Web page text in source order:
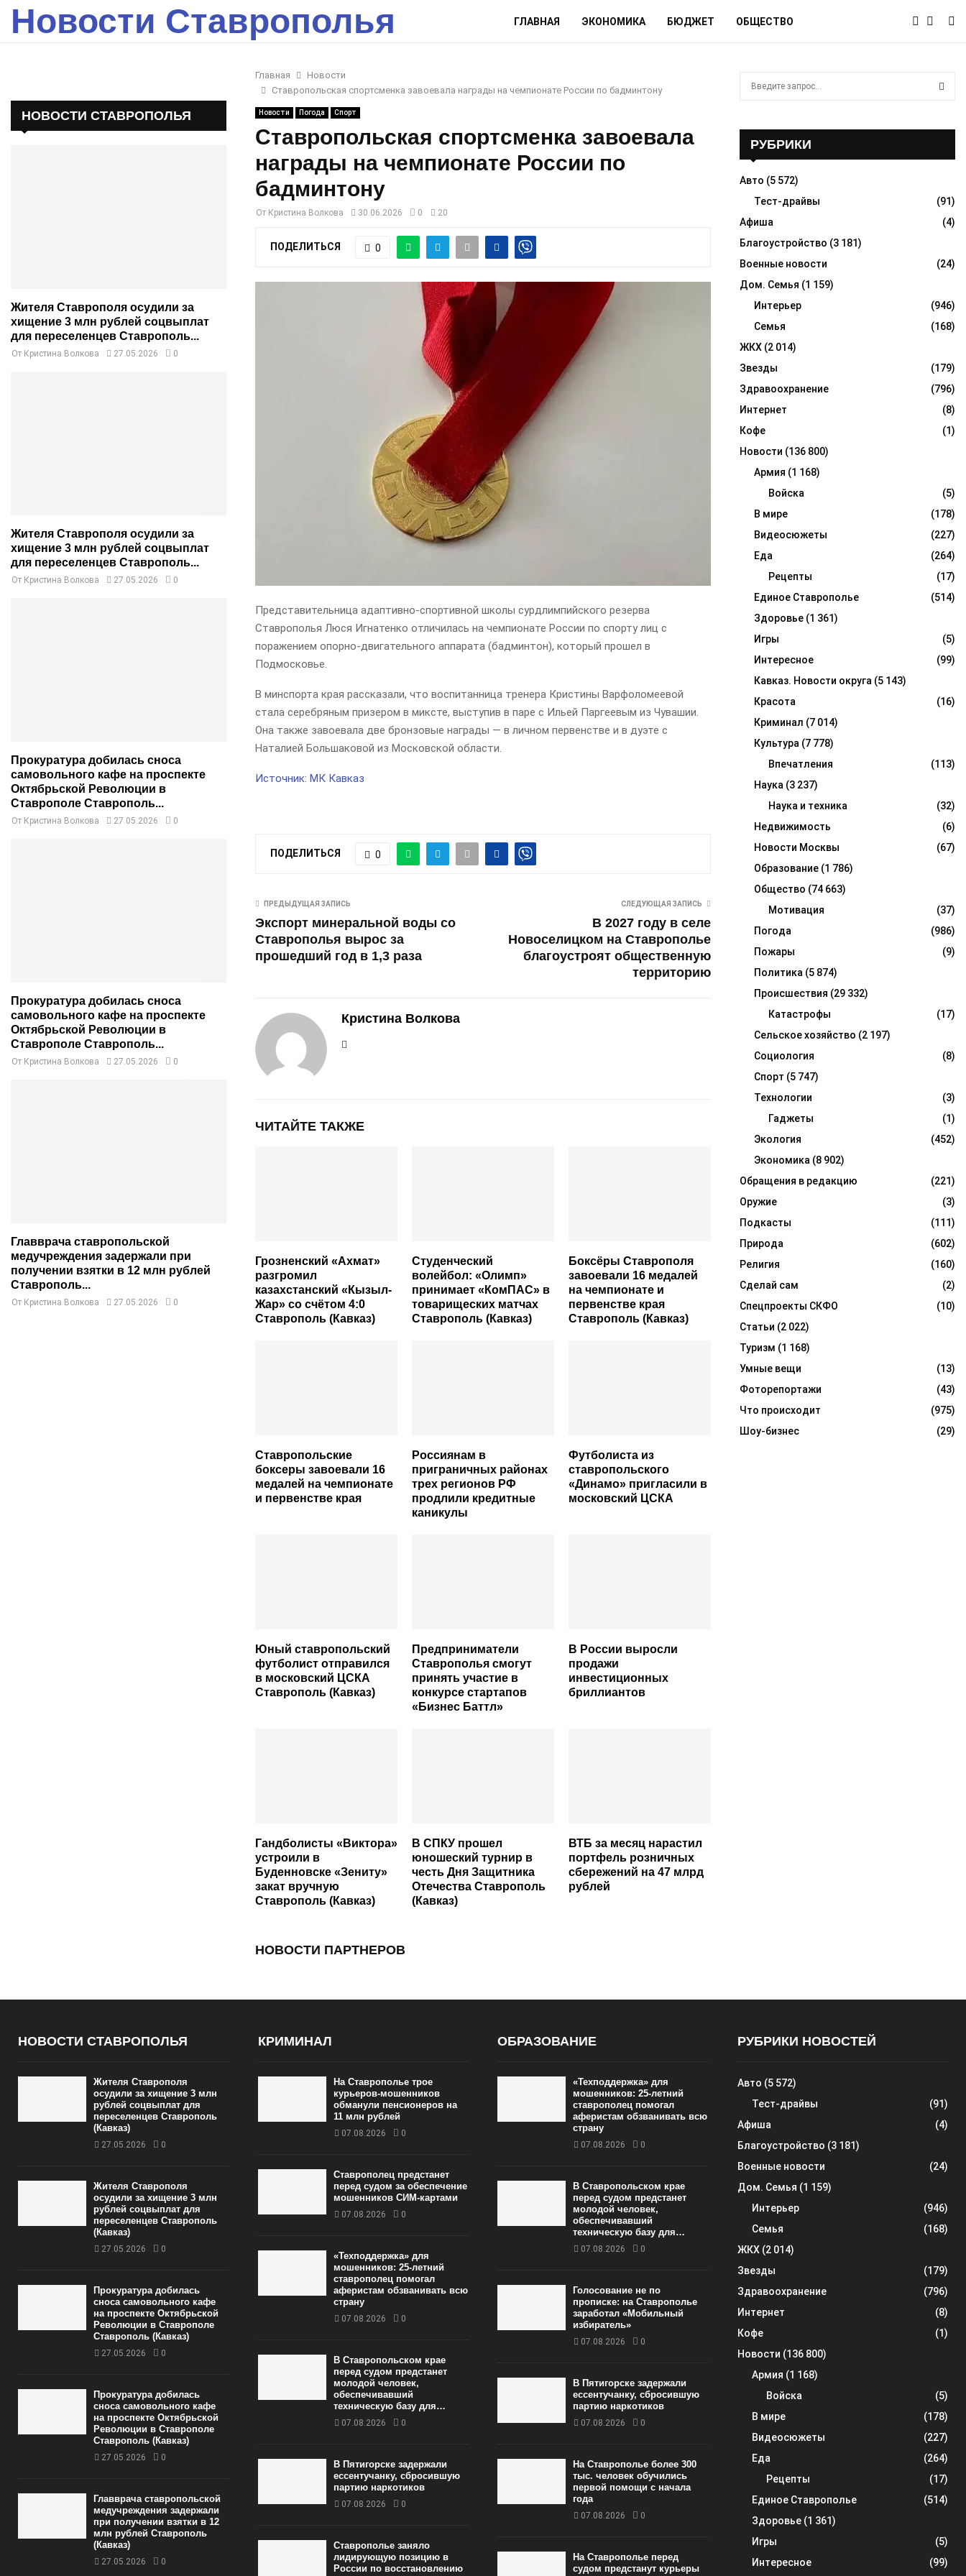
Новости Ставрополья ГЛАВНАЯ ЭКОНОМИКА БЮДЖЕТ ОБЩЕСТВО
Главная
Новости
Ставропольская спортсменка завоевала награды на чемпионате России по бадминтону
Новости Погода Спорт
Ставропольская спортсменка завоевала
награды на чемпионате России по
бадминтону
От Кристина Волкова 30.06.2026 0 20
ПОДЕЛИТЬСЯ 0
Представительница адаптивно-спортивной школы сурдлимпийского резерва
Ставрополья Люся Игнатенко отличилась на чемпионате России по спорту лиц с
поражением опорно-двигательного аппарата (бадминтон), который прошел в
Подмосковье.
В минспорта края рассказали, что воспитанница тренера Кристины Варфоломеевой
стала серебряным призером в миксте, выступив в паре с Ильей Паргеевым из Чувашии.
Она также завоевала две бронзовые награды — в личном первенстве и в дуэте с
Наталией Большаковой из Московской области.
Источник: МК Кавказ
ПОДЕЛИТЬСЯ 0
ПРЕДЫДУЩАЯ ЗАПИСЬ
Экспорт минеральной воды со
Ставрополья вырос за
прошедший год в 1,3 раза
СЛЕДУЮЩАЯ ЗАПИСЬ
В 2027 году в селе
Новоселицком на Ставрополье
благоустроят общественную
территорию
Кристина Волкова
ЧИТАЙТЕ ТАКЖЕ
Грозненский «Ахмат»
разгромил
казахстанский «Кызыл-
Жар» со счётом 4:0
Ставрополь (Кавказ)
Студенческий
волейбол: «Олимп»
принимает «КомПАС» в
товарищеских матчах
Ставрополь (Кавказ)
Боксёры Ставрополя
завоевали 16 медалей
на чемпионате и
первенстве края
Ставрополь (Кавказ)
Ставропольские
боксеры завоевали 16
медалей на чемпионате
и первенстве края
Россиянам в
приграничных районах
трех регионов РФ
продлили кредитные
каникулы
Футболиста из
ставропольского
«Динамо» пригласили в
московский ЦСКА
Юный ставропольский
футболист отправился
в московский ЦСКА
Ставрополь (Кавказ)
Предприниматели
Ставрополья смогут
принять участие в
конкурсе стартапов
«Бизнес Баттл»
В России выросли
продажи
инвестиционных
бриллиантов
Гандболисты «Виктора»
устроили в
Буденновске «Зениту»
закат вручную
Ставрополь (Кавказ)
В СПКУ прошел
юношеский турнир в
честь Дня Защитника
Отечества Ставрополь
(Кавказ)
ВТБ за месяц нарастил
портфель розничных
сбережений на 47 млрд
рублей
НОВОСТИ ПАРТНЕРОВ
НОВОСТИ СТАВРОПОЛЬЯ
Жителя Ставрополя осудили за
хищение 3 млн рублей соцвыплат
для переселенцев Ставрополь...
От Кристина Волкова 27.05.2026 0
Жителя Ставрополя осудили за
хищение 3 млн рублей соцвыплат
для переселенцев Ставрополь...
От Кристина Волкова 27.05.2026 0
Прокуратура добилась сноса
самовольного кафе на проспекте
Октябрьской Революции в
Ставрополе Ставрополь...
От Кристина Волкова 27.05.2026 0
Прокуратура добилась сноса
самовольного кафе на проспекте
Октябрьской Революции в
Ставрополе Ставрополь...
От Кристина Волкова 27.05.2026 0
Главврача ставропольской
медучреждения задержали при
получении взятки в 12 млн рублей
Ставрополь...
От Кристина Волкова 27.05.2026 0
o
R
C
H
РУБРИКИ
Авто (5 572)
Тест-драйвы
(91)
Афиша
(4)
Благоустройство (3 181)
Военные новости
(24)
Дом. Семья (1 159)
Интерьер
(946)
Семья
(168)
ЖКХ (2 014)
Звезды
(179)
Здравоохранение
(796)
Интернет
(8)
Кофе
(1)
Новости (136 800)
Армия (1 168)
Войска
(5)
В мире
(178)
Видеосюжеты
(227)
Еда
(264)
Рецепты
(17)
Единое Ставрополье
(514)
Здоровье (1 361)
Игры
(5)
Интересное
(99)
Кавказ. Новости округа (5 143)
Красота
(16)
Криминал (7 014)
Культура (7 778)
Впечатления
(113)
Наука (3 237)
Наука и техника
(32)
Недвижимость
(6)
Новости Москвы
(67)
Образование (1 786)
Общество (74 663)
Мотивация
(37)
Погода
(986)
Пожары
(9)
Политика (5 874)
Происшествия (29 332)
Катастрофы
(17)
Сельское хозяйство (2 197)
Социология
(8)
Спорт (5 747)
Технологии
(3)
Гаджеты
(1)
Экология
(452)
Экономика (8 902)
Обращения в редакцию
(221)
Оружие
(3)
Подкасты
(111)
Природа
(602)
Религия
(160)
Сделай сам
(2)
Спецпроекты СКФО
(10)
Статьи (2 022)
Туризм (1 168)
Умные вещи
(13)
Фоторепортажи
(43)
Что происходит
(975)
Шоу-бизнес
(29)
НОВОСТИ СТАВРОПОЛЬЯ
Жителя Ставрополя
осудили за хищение 3 млн
рублей соцвыплат для
переселенцев Ставрополь
(Кавказ)
27.05.2026 0
Жителя Ставрополя
осудили за хищение 3 млн
рублей соцвыплат для
переселенцев Ставрополь
(Кавказ)
27.05.2026 0
Прокуратура добилась
сноса самовольного кафе
на проспекте Октябрьской
Революции в Ставрополе
Ставрополь (Кавказ)
27.05.2026 0
Прокуратура добилась
сноса самовольного кафе
на проспекте Октябрьской
Революции в Ставрополе
Ставрополь (Кавказ)
27.05.2026 0
Главврача ставропольской
медучреждения задержали
при получении взятки в 12
млн рублей Ставрополь
(Кавказ)
27.05.2026 0
КРИМИНАЛ
На Ставрополье трое
курьеров-мошенников
обманули пенсионеров на
11 млн рублей
07.08.2026 0
Ставрополец предстанет
перед судом за обеспечение
мошенников СИМ-картами
07.08.2026 0
«Техподдержка» для
мошенников: 25-летний
ставрополец помогал
аферистам обзванивать всю
страну
07.08.2026 0
В Ставропольском крае
перед судом предстанет
молодой человек,
обеспечивавший
техническую базу для…
07.08.2026 0
В Пятигорске задержали
ессентучанку, сбросившую
партию наркотиков
07.08.2026 0
Ставрополье заняло
лидирующую позицию в
России по восстановлению
ОБРАЗОВАНИЕ
«Техподдержка» для
мошенников: 25-летний
ставрополец помогал
аферистам обзванивать всю
страну
07.08.2026 0
В Ставропольском крае
перед судом предстанет
молодой человек,
обеспечивавший
техническую базу для…
07.08.2026 0
Голосование не по
прописке: на Ставрополье
заработал «Мобильный
избиратель»
07.08.2026 0
В Пятигорске задержали
ессентучанку, сбросившую
партию наркотиков
07.08.2026 0
На Ставрополье более 300
тыс. человек обучились
первой помощи с начала
года
07.08.2026 0
На Ставрополье перед
судом предстанут курьеры
РУБРИКИ НОВОСТЕЙ
Авто (5 572)
Тест-драйвы
(91)
Афиша
(4)
Благоустройство (3 181)
Военные новости
(24)
Дом. Семья (1 159)
Интерьер
(946)
Семья
(168)
ЖКХ(2 014)
Звезды
(179)
Здравоохранение
(796)
Интернет
(8)
Кофе
(1)
Новости (136 800)
Армия (1 168)
Войска
(5)
В мире
(178)
Видеосюжеты
(227)
Еда
(264)
Рецепты
(17)
Единое Ставрополье
(514)
Здоровье(1 361)
Игры
(5)
Интересное
(99)